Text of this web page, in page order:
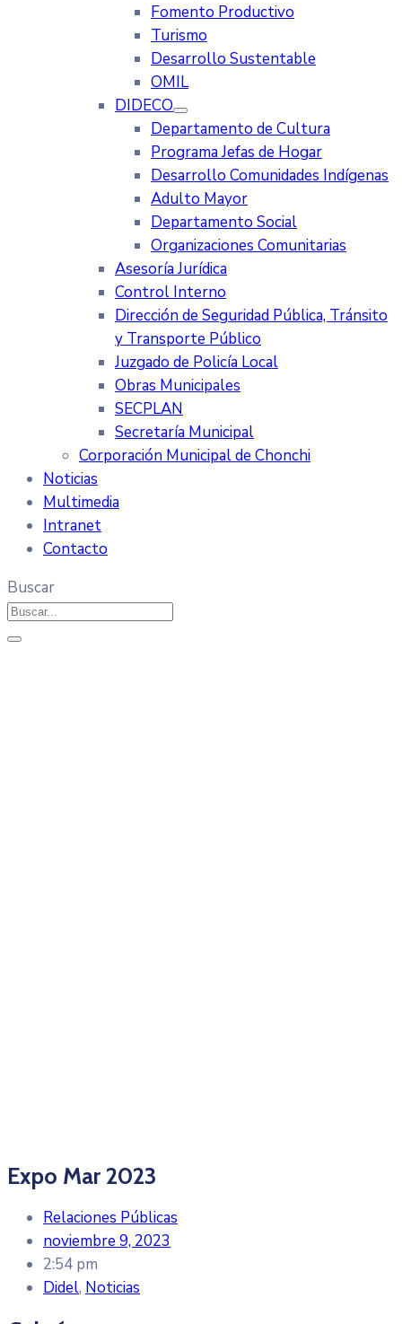
Fomento Productivo
Turismo
Desarrollo Sustentable
OMIL
DIDECO
Departamento de Cultura
Programa Jefas de Hogar
Desarrollo Comunidades Indígenas
Adulto Mayor
Departamento Social
Organizaciones Comunitarias
Asesoría Jurídica
Control Interno
Dirección de Seguridad Pública, Tránsito
y Transporte Público
Juzgado de Policía Local
Obras Municipales
SECPLAN
Secretaría Municipal
Corporación Municipal de Chonchi
Noticias
Multimedia
Intranet
Contacto
Buscar
Expo Mar 2023
Relaciones Públicas
noviembre 9, 2023
2:54 pm
Didel, Noticias